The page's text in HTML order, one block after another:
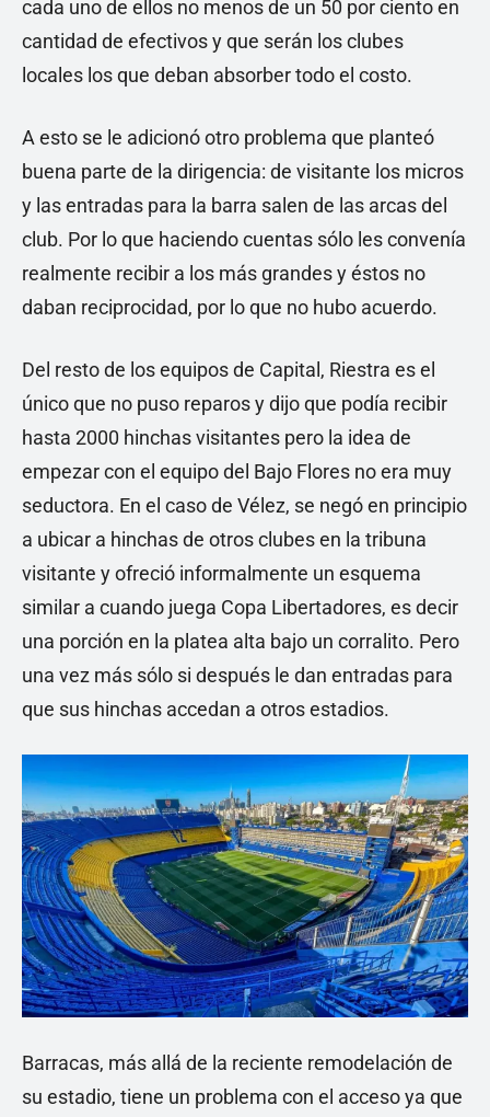
cada uno de ellos no menos de un 50 por ciento en
cantidad de efectivos y que serán los clubes
locales los que deban absorber todo el costo.
A esto se le adicionó otro problema que planteó
buena parte de la dirigencia: de visitante los micros
y las entradas para la barra salen de las arcas del
club. Por lo que haciendo cuentas sólo les convenía
realmente recibir a los más grandes y éstos no
daban reciprocidad, por lo que no hubo acuerdo.
Del resto de los equipos de Capital, Riestra es el
único que no puso reparos y dijo que podía recibir
hasta 2000 hinchas visitantes pero la idea de
empezar con el equipo del Bajo Flores no era muy
seductora. En el caso de Vélez, se negó en principio
a ubicar a hinchas de otros clubes en la tribuna
visitante y ofreció informalmente un esquema
similar a cuando juega Copa Libertadores, es decir
una porción en la platea alta bajo un corralito. Pero
una vez más sólo si después le dan entradas para
que sus hinchas accedan a otros estadios.
Barracas, más allá de la reciente remodelación de
su estadio, tiene un problema con el acceso ya que